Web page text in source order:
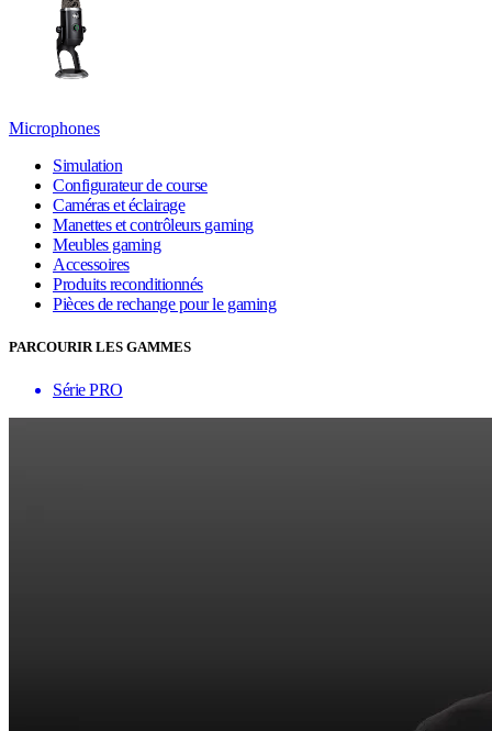
Microphones
Simulation
Configurateur de course
Caméras et éclairage
Manettes et contrôleurs gaming
Meubles gaming
Accessoires
Produits reconditionnés
Pièces de rechange pour le gaming
PARCOURIR LES GAMMES
Série PRO